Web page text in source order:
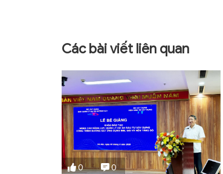
Các bài viết liên quan
0 0